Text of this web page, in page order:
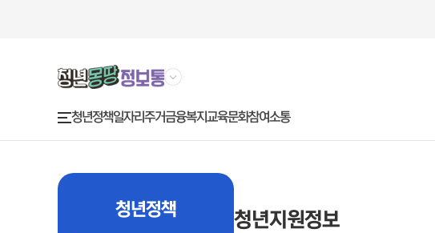
주
요
청년정책일자리주거금융복지교육문화참여소통
청년정책 청년지원정보